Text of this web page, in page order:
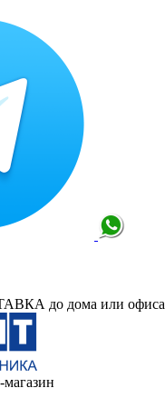
до дома или офиса